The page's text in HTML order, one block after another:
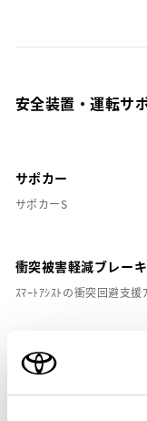
安全装置・運転サ
サポカー
サポカーS
衝突被害軽減ブレーキ
ｽﾏｰﾄｱｼｽﾄの衝突回避支援
車線逸脱警報